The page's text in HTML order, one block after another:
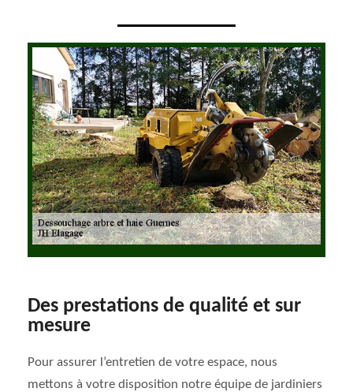
Des prestations de qualité et sur
mesure
Pour assurer l’entretien de votre espace, nous
mettons à votre disposition notre équipe de jardiniers